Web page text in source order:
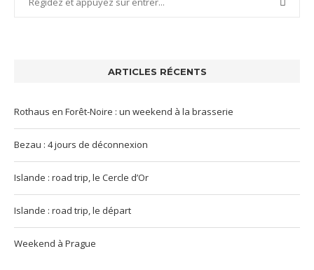
ARTICLES RÉCENTS
Rothaus en Forêt-Noire : un weekend à la brasserie
Bezau : 4 jours de déconnexion
Islande : road trip, le Cercle d’Or
Islande : road trip, le départ
Weekend à Prague